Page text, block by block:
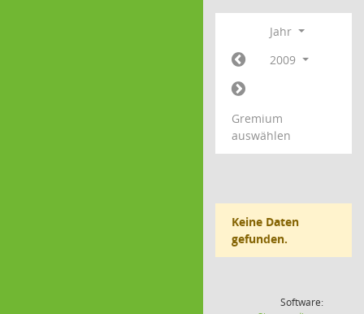
Jahr
2009
Gremium
auswählen
Keine Daten
gefunden.
Software: